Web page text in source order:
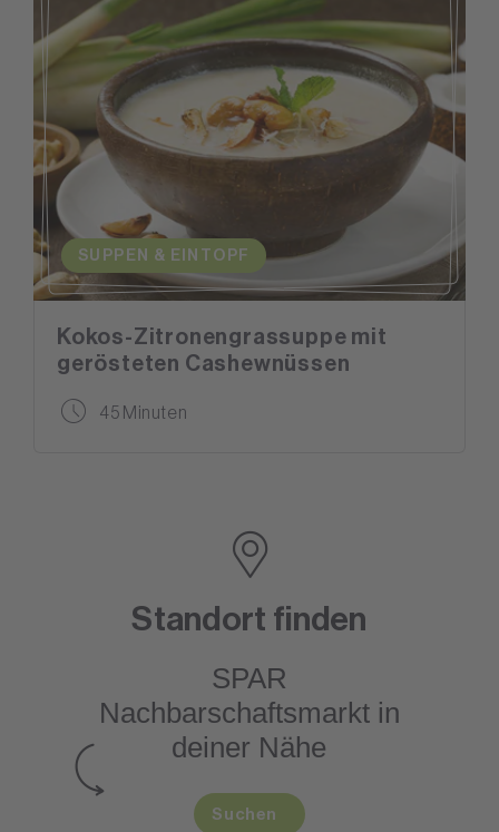
SUPPEN & EINTOPF
Kokos-Zitronengrassuppe mit
gerösteten Cashewnüssen
45 Minuten
Standort finden
SPAR
Nachbarschaftsmarktin
deiner Nähe
Suchen